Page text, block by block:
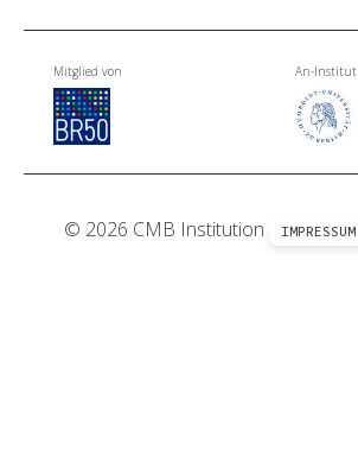
Mitglied von An-Institut
© 2026 CMB Institution IMPRESSUM